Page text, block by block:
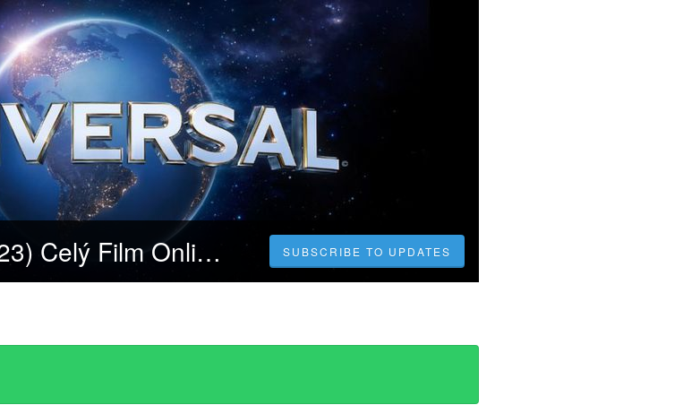
Sledujte Šílená noc (2023) Celý Film Online Česka Titulky Zdarma HD 1080p SUBSCRIBE TO UPDATES